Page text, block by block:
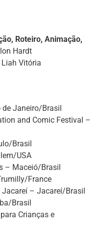
Roteiro, Animação,
Hardt
Liah Vitória
Janeiro/Brasil
and Comic Festival –
Brasil
USA
– Maceió/Brasil
France
– Jacareí/Brasil
Brasil
Crianças e